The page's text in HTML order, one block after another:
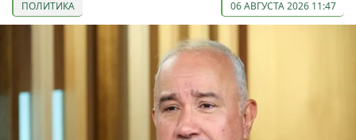
ПОЛИТИКА 06 АВГУСТА 2026 11:47